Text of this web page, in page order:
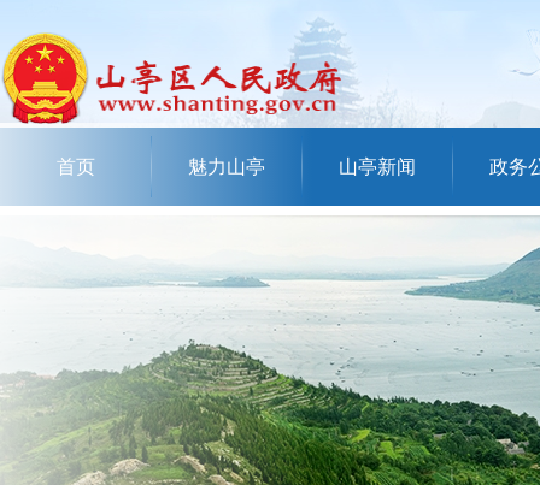
首页 魅力山亭 山亭新闻 政务